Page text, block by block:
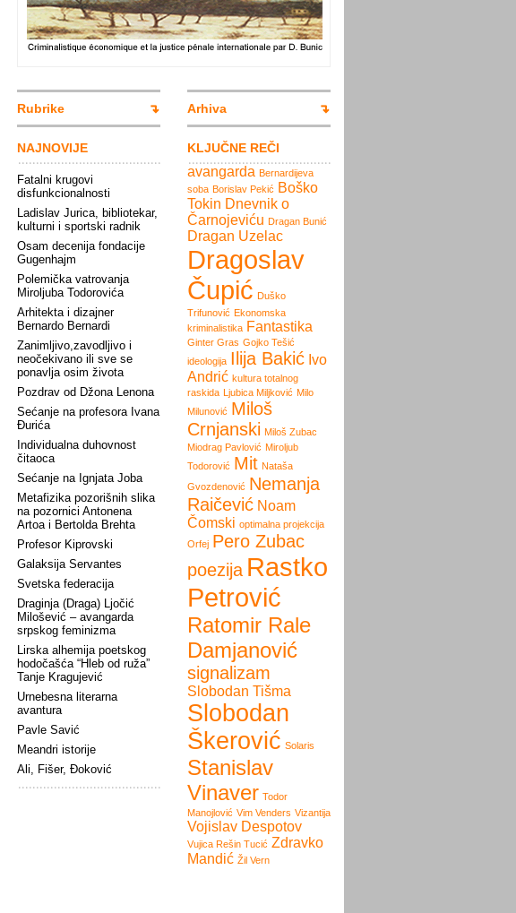
Rubrike
NAJNOVIJE
Fatalni krugovi
disfunkcionalnosti
Ladislav Jurica, bibliotekar,
kulturni i sportski radnik
Osam decenija fondacije
Gugenhajm
Polemička vatrovanja
Miroljuba Todorovića
Arhitekta i dizajner
Bernardo Bernardi
Zanimljivo,zavodljivo i
neočekivano ili sve se
ponavlja osim života
Pozdrav od Džona Lenona
Sećanje na profesora Ivana
Đurića
Individualna duhovnost
čitaoca
Sećanje na Ignjata Joba
Metafizika pozorišnih slika
na pozornici Antonena
Artoa i Bertolda Brehta
Profesor Kiprovski
Galaksija Servantes
Svetska federacija
Draginja (Draga) Ljočić
Milošević – avangarda
srpskog feminizma
Lirska alhemija poetskog
hodočašća “Hleb od ruža”
Tanje Kragujević
Urnebesna literarna
avantura
Pavle Savić
Meandri istorije
Ali, Fišer, Đoković
Arhiva
KLJUČNE REČI
avangarda Bernardijeva
soba Borislav Pekić Boško
Tokin Dnevnik o
Čarnojeviću Dragan Bunić
Dragan Uzelac
Dragoslav
Čupić Duško
Trifunović Ekonomska
kriminalistika Fantastika
Ginter Gras Gojko Tešić
ideologija Ilija Bakić Ivo
Andrić kultura totalnog
raskida Ljubica Miljković Milo
Milunović Miloš
Crnjanski Miloš Zubac
Miodrag Pavlović Miroljub
Todorović Mit Nataša
Gvozdenović Nemanja
Raičević Noam
Čomski optimalna projekcija
Orfej Pero Zubac
poezija Rastko
Petrović
Ratomir Rale
Damjanović
signalizam
Slobodan Tišma
Slobodan
Škerović Solaris
Stanislav
Vinaver Todor
Manojlović Vim Venders Vizantija
Vojislav Despotov
Vujica Rešin Tucić Zdravko
Mandić Žil Vern